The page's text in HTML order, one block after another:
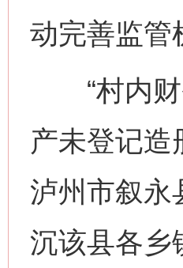
动完善监管
“村内财
产未登记
泸州市叙永
沉该县各乡